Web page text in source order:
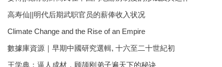
高寿仙||明代后期武职官员的薪俸收入状况
Climate Change and the Rise of an Empire
數據庫資源｜早期中國研究選輯, 十六至二十世紀初
王学典：逼人成材，顾颉刚弟子遍天下的秘诀